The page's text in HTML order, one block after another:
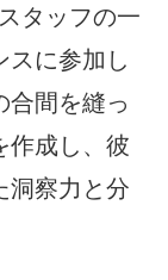
タッフの一
スに参加し
合間を縫っ
作成し、彼
洞察力と分